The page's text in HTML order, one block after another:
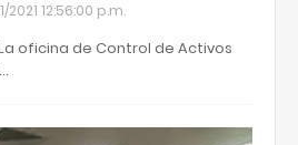
2021 12:56:00 p.m.
La oficina de Control de Activos